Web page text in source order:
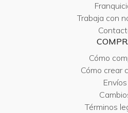
Trabaja con
Cómo
Cómo crear
Envíos
Términos